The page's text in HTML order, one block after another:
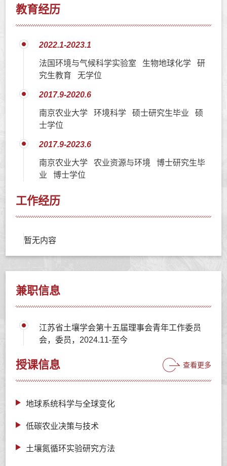
教育经历
2022.1-2023.1
法国环境与气候科学实验室 生物地球化学 研
究生教育 无学位
2017.9-2020.6
南京农业大学 环境科学 硕士研究生毕业 硕
士学位
2017.9-2023.6
南京农业大学 农业资源与环境 博士研究生毕
业 博士学位
工作经历
暂无内容
兼职信息
江苏省土壤学会第十五届理事会青年工作委员
会，委员，2024.11-至今
授课信息 查看更多
地球系统科学与全球变化
低碳农业决策与技术
土壤氮循环实验研究方法